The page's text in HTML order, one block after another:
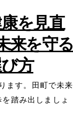
を見直
来を守る
方
ます。田町で未来
踏み出しましょ